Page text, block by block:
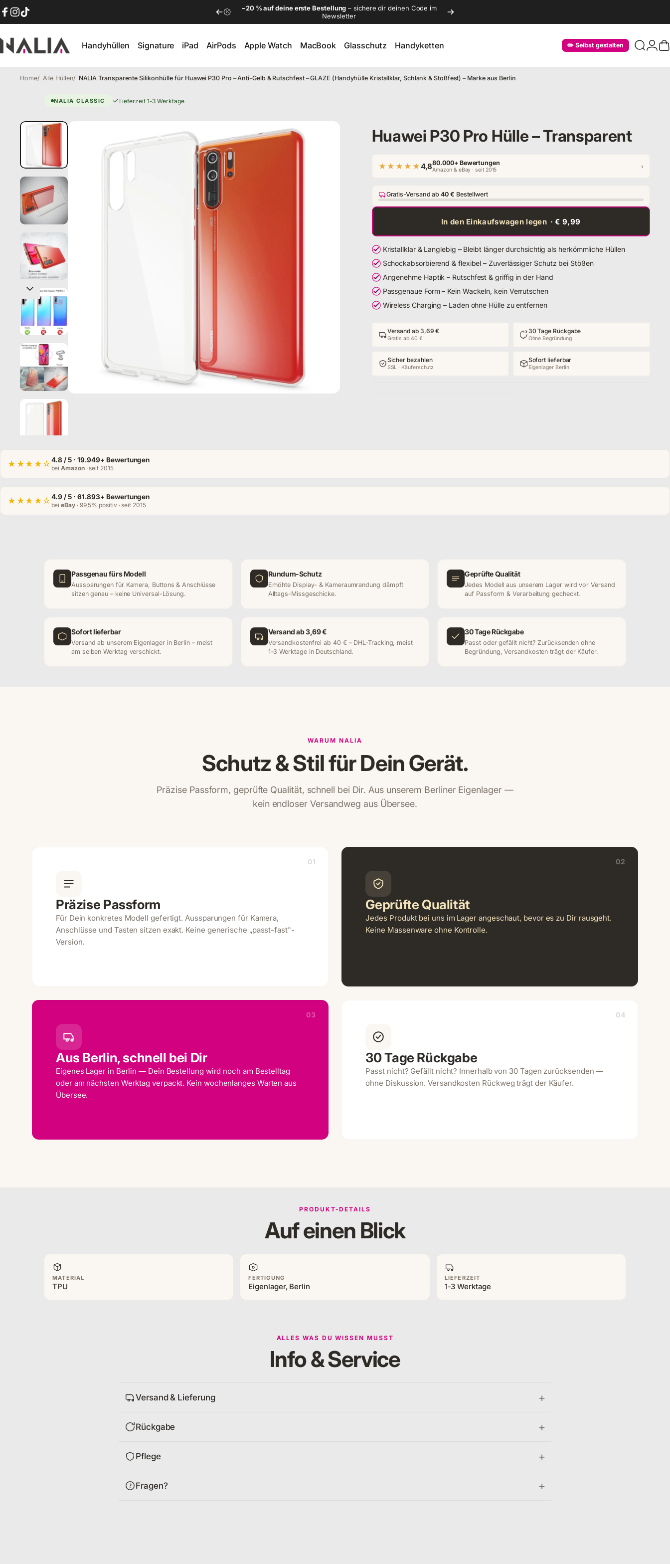
Direkt zum Inhalt −20 % auf deine erste Bestellung – sichere dir deinen Code im
Newsletter
NALIA Berlin Handyhüllen Signature iPad AirPods Apple Watch MacBook Glasschutz Handyketten ✏️ Selbst gestalten Suche
Login
Home Alle Hüllen NALIA Transparente Silikonhülle für Huawei P30 Pro – Anti-Gelb & Rutschfest – GLAZE (Handyhülle Kristallklar, Schlank & Stoßfest) – Marke aus Berlin
NALIA CLASSIC Lieferzeit 1-3 Werktage
Huawei P30 Pro Hülle – Transparent
★★★★★4,880.000+ Bewertungen
Amazon & eBay · seit 2015 ›
Gratis-Versand ab40 € Bestellwert
In den Einkaufswagen legen · € 9,99
Kristallklar & Langlebig – Bleibt länger durchsichtig als herkömmliche Hüllen
Schockabsorbierend & flexibel – Zuverlässiger Schutz bei Stößen
Angenehme Haptik – Rutschfest & griffig in der Hand
Passgenaue Form – Kein Wackeln, kein Verrutschen
Wireless Charging – Laden ohne Hülle zu entfernen
Versand ab 3,69 €
Gratis ab 40 €
30 Tage Rückgabe
Ohne Begründung
Sicher bezahlen
SSL · Käuferschutz
Sofort lieferbar
Eigenlager Berlin
★★★★☆4.8 / 5 · 19.949+ Bewertungen
beiAmazon· seit 2015
★★★★☆4.9 / 5 · 61.893+ Bewertungen
beieBay· 99,5% positiv · seit 2015
Passgenau fürs Modell
Aussparungen für Kamera, Buttons & Anschlüsse
sitzen genau – keine Universal-Lösung.
Rundum-Schutz
Erhöhte Display- & Kameraumrandung dämpft
Alltags-Missgeschicke.
Geprüfte Qualität
Jedes Modell aus unserem Lager wird vor Versand
auf Passform & Verarbeitung gecheckt.
Sofort lieferbar
Versand ab unserem Eigenlager in Berlin – meist
am selben Werktag verschickt.
Versand ab 3,69 €
Versandkostenfrei ab 40 € – DHL-Tracking, meist
1–3 Werktage in Deutschland.
30 Tage Rückgabe
Passt oder gefällt nicht? Zurücksenden ohne
Begründung, Versandkosten trägt der Käufer.
WARUM NALIA
Schutz & Stil für Dein Gerät.
Präzise Passform, geprüfte Qualität, schnell bei Dir. Aus unserem Berliner Eigenlager —
kein endloser Versandweg aus Übersee.
01
Präzise Passform
Für Dein konkretes Modell gefertigt. Aussparungen für Kamera,
Anschlüsse und Tasten sitzen exakt. Keine generische „passt-fast"-
Version.
02
Geprüfte Qualität
Jedes Produkt bei uns im Lager angeschaut, bevor es zu Dir rausgeht.
Keine Massenware ohne Kontrolle.
03
Aus Berlin, schnell bei Dir
Eigenes Lager in Berlin — Dein Bestellung wird noch am Bestelltag
oder am nächsten Werktag verpackt. Kein wochenlanges Warten aus
Übersee.
04
30 Tage Rückgabe
Passt nicht? Gefällt nicht? Innerhalb von 30 Tagen zurücksenden —
ohne Diskussion. Versandkosten Rückweg trägt der Käufer.
PRODUKT-DETAILS
Auf einen Blick
MATERIAL
TPU
FERTIGUNG
Eigenlager, Berlin
LIEFERZEIT
1-3 Werktage
ALLES WAS DU WISSEN MUSST
Info & Service
Versand & Lieferung
Rückgabe
Pflege
Fragen?